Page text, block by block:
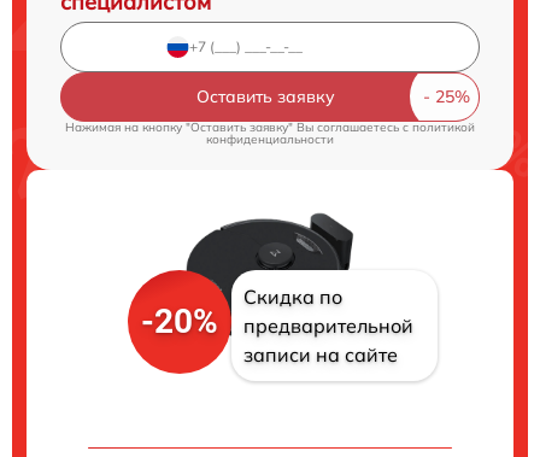
Оставить заявку
Нажимая на кнопку "Оставить заявку" Вы соглашаетесь cполитикой
конфиденциальности
-20%
Скидка по
предварительной
записи на сайте